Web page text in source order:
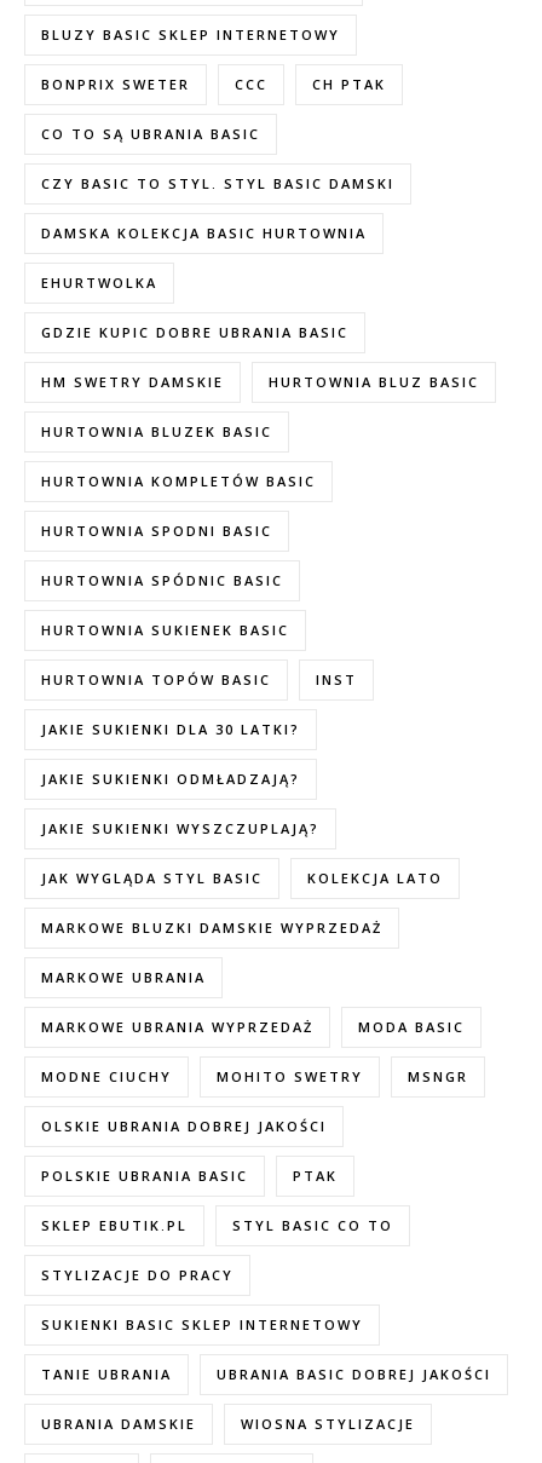
BLUZY BASIC SKLEP INTERNETOWY
BONPRIX SWETER CCC CH PTAK
CO TO SĄ UBRANIA BASIC
CZY BASIC TO STYL. STYL BASIC DAMSKI
DAMSKA KOLEKCJA BASIC HURTOWNIA
EHURTWOLKA
GDZIE KUPIC DOBRE UBRANIA BASIC
HM SWETRY DAMSKIE HURTOWNIA BLUZ BASIC
HURTOWNIA BLUZEK BASIC
HURTOWNIA KOMPLETÓW BASIC
HURTOWNIA SPODNI BASIC
HURTOWNIA SPÓDNIC BASIC
HURTOWNIA SUKIENEK BASIC
HURTOWNIA TOPÓW BASIC INST
JAKIE SUKIENKI DLA 30 LATKI?
JAKIE SUKIENKI ODMŁADZAJĄ?
JAKIE SUKIENKI WYSZCZUPLAJĄ?
JAK WYGLĄDA STYL BASIC KOLEKCJA LATO
MARKOWE BLUZKI DAMSKIE WYPRZEDAŻ
MARKOWE UBRANIA
MARKOWE UBRANIA WYPRZEDAŻ MODA BASIC
MODNE CIUCHY MOHITO SWETRY MSNGR
OLSKIE UBRANIA DOBREJ JAKOŚCI
POLSKIE UBRANIA BASIC PTAK
SKLEP EBUTIK.PL STYL BASIC CO TO
STYLIZACJE DO PRACY
SUKIENKI BASIC SKLEP INTERNETOWY
TANIE UBRANIA UBRANIA BASIC DOBREJ JAKOŚCI
UBRANIA DAMSKIE WIOSNA STYLIZACJE